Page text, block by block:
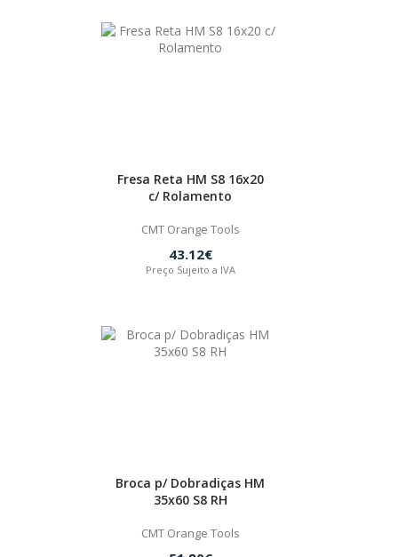
Fresa Reta HM S8 16x20
c/ Rolamento
CMT Orange Tools
43.12€
Preço Sujeito a IVA
Broca p/ Dobradiças HM
35x60 S8 RH
CMT Orange Tools